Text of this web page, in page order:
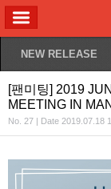
NEW RELEASE
[팬미팅] 2019
MEETING IN
No. 27 | Date 2019.07.18